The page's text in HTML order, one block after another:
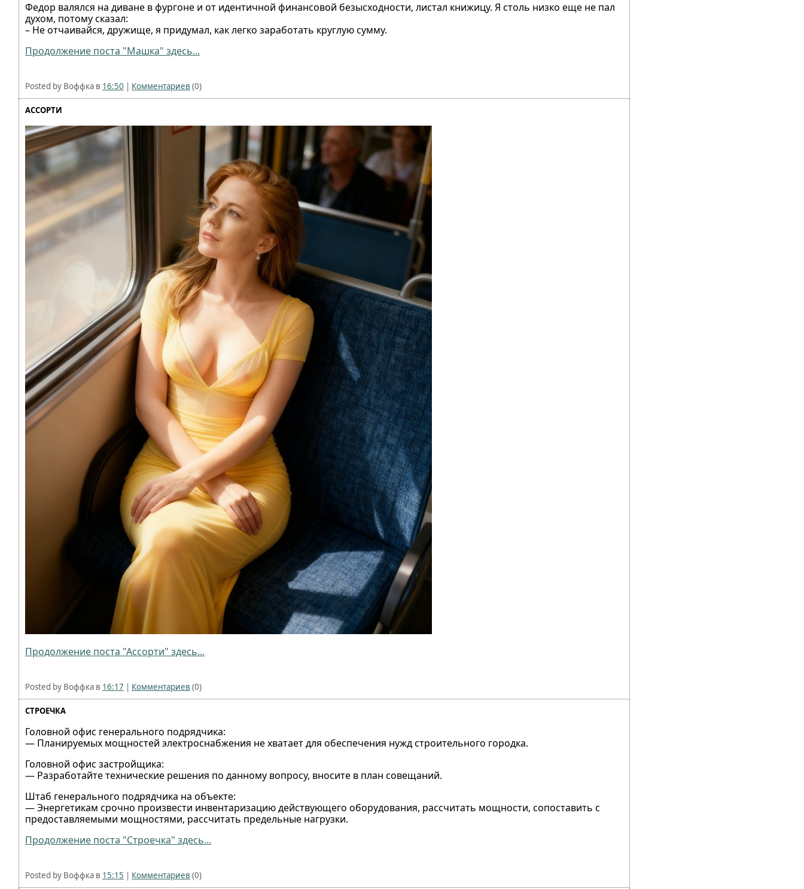
Федор валялся на диване в фургоне и от идентичной финансовой безысходности, листал книжицу. Я столь низко еще не пал
духом, потому сказал:
– Не отчаивайся, дружище, я придумал, как легко заработать круглую сумму.
Продолжение поста "Машка" здесь...
Posted by Воффка в 16:50 | Комментариев (0)
АССОРТИ
Продолжение поста "Ассорти" здесь...
Posted by Воффка в 16:17 | Комментариев (0)
СТРОЕЧКА
Головной офис генерального подрядчика:
— Планируемых мощностей электроснабжения не хватает для обеспечения нужд строительного городка.
Головной офис застройщика:
— Разработайте технические решения по данному вопросу, вносите в план совещаний.
Штаб генерального подрядчика на объекте:
— Энергетикам срочно произвести инвентаризацию действующего оборудования, рассчитать мощности, сопоставить с
предоставляемыми мощностями, рассчитать предельные нагрузки.
Продолжение поста "Строечка" здесь...
Posted by Воффка в 15:15 | Комментариев (0)